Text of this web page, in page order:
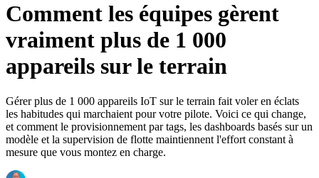
Comment les équipes gèrent
vraiment plus de 1 000
appareils sur le terrain
Gérer plus de 1 000 appareils IoT sur le terrain fait voler en éclats
les habitudes qui marchaient pour votre pilote. Voici ce qui change,
et comment le provisionnement par tags, les dashboards basés sur un
modèle et la supervision de flotte maintiennent l'effort constant à
mesure que vous montez en charge.